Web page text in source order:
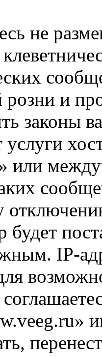
не
розни и
законы
услуги
или
будет
IP-